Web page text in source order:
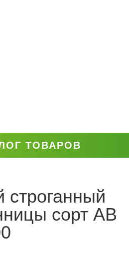
ТОВАРОВ
строганный
сорт АВ